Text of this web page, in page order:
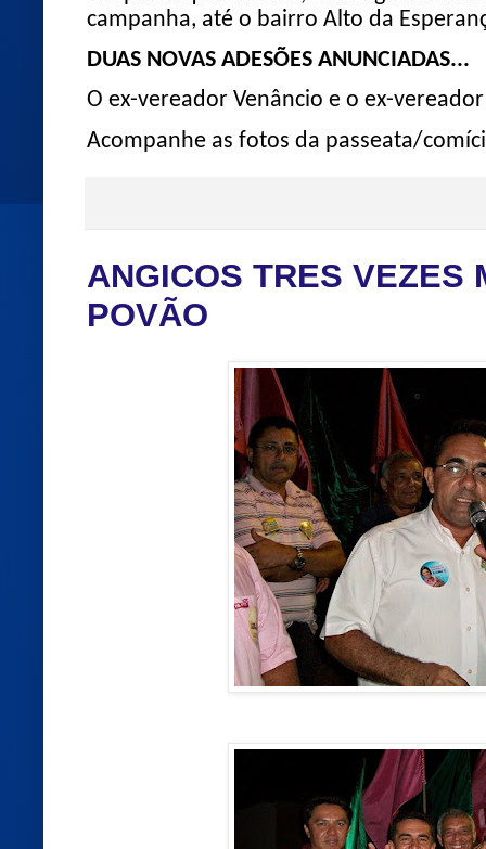
campanha, até o bairro Alto da
DUAS NOVAS ADESÕES ANUNCIADAS...
O ex-vereador Venâncio e o ex-
Acompanhe as fotos da passeata/
ANGICOS TRES VEZES
POVÃO